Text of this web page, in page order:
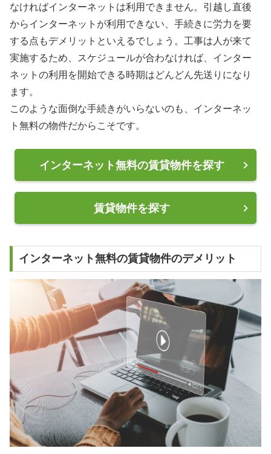
なければインターネットは利用できません。引越し直後
からインターネットが利用できない、手続きに労力を要
する点もデメリットといえるでしょう。工事は人が来て
実施するため、スケジュールが合わなければ、インター
ネットの利用を開始できる時期はどんどん先送りになり
ます。
このような面倒な手続きがいらないのも、インターネッ
ト無料の物件だからこそです。
インターネット無料の賃貸物件を探す
賃貸物件を探す
インターネット無料の賃貸物件のデメリット